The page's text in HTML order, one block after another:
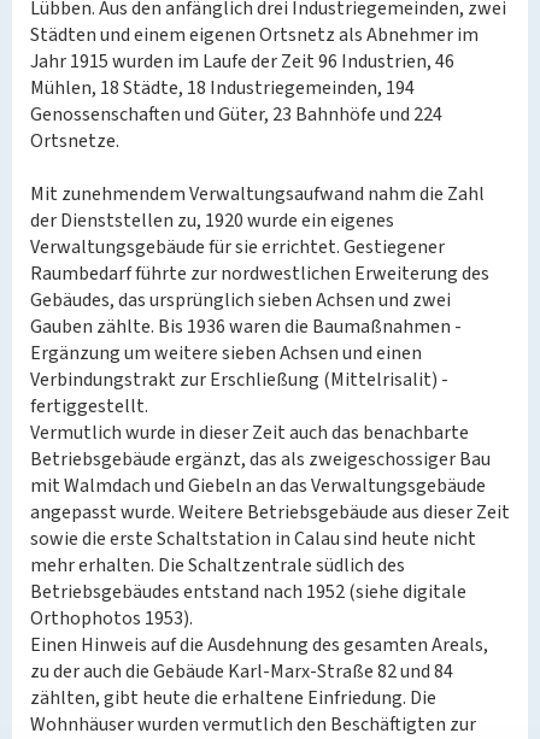
Lübben. Aus den anfänglich drei Industriegemeinden, zwei
Städten und einem eigenen Ortsnetz als Abnehmer im
Jahr 1915 wurden im Laufe der Zeit 96 Industrien, 46
Mühlen, 18 Städte, 18 Industriegemeinden, 194
Genossenschaften und Güter, 23 Bahnhöfe und 224
Ortsnetze.
Mit zunehmendem Verwaltungsaufwand nahm die Zahl
der Dienststellen zu, 1920 wurde ein eigenes
Verwaltungsgebäude für sie errichtet. Gestiegener
Raumbedarf führte zur nordwestlichen Erweiterung des
Gebäudes, das ursprünglich sieben Achsen und zwei
Gauben zählte. Bis 1936 waren die Baumaßnahmen -
Ergänzung um weitere sieben Achsen und einen
Verbindungstrakt zur Erschließung (Mittelrisalit) -
fertiggestellt.
Vermutlich wurde in dieser Zeit auch das benachbarte
Betriebsgebäude ergänzt, das als zweigeschossiger Bau
mit Walmdach und Giebeln an das Verwaltungsgebäude
angepasst wurde. Weitere Betriebsgebäude aus dieser Zeit
sowie die erste Schaltstation in Calau sind heute nicht
mehr erhalten. Die Schaltzentrale südlich des
Betriebsgebäudes entstand nach 1952 (siehe digitale
Orthophotos 1953).
Einen Hinweis auf die Ausdehnung des gesamten Areals,
zu der auch die Gebäude Karl-Marx-Straße 82 und 84
zählten, gibt heute die erhaltene Einfriedung. Die
Wohnhäuser wurden vermutlich den Beschäftigten zur